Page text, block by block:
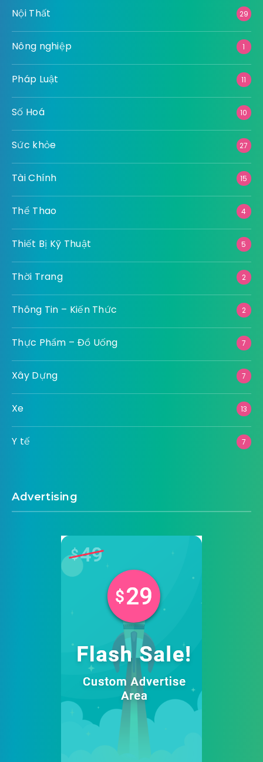
Nội Thất 29
Nông nghiệp 1
Pháp Luật 11
Số Hoá 10
Sức khỏe 27
Tài Chính 15
Thể Thao 4
Thiết Bị Kỹ Thuật 5
Thời Trang 2
Thông Tin – Kiến Thức 2
Thực Phẩm – Đồ Uống 7
Xây Dựng 7
Xe 13
Y tế 7
Advertising